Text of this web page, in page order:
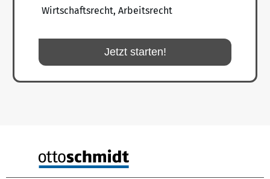
Wirtschaftsrecht, Arbeitsrecht
Jetzt starten!